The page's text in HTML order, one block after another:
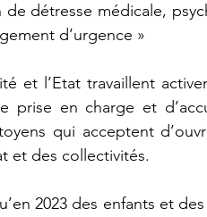
détresse médicale,
d’urgence »
et l’Etat travaillent
prise en charge et
qui acceptent
et des collectivités.
2023 des enfants et